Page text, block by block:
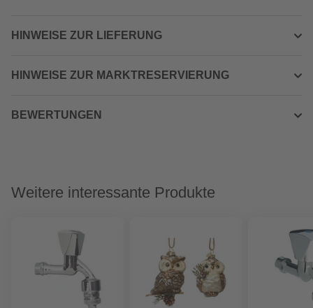
HINWEISE ZUR LIEFERUNG
HINWEISE ZUR MARKTRESERVIERUNG
BEWERTUNGEN
Weitere interessante Produkte